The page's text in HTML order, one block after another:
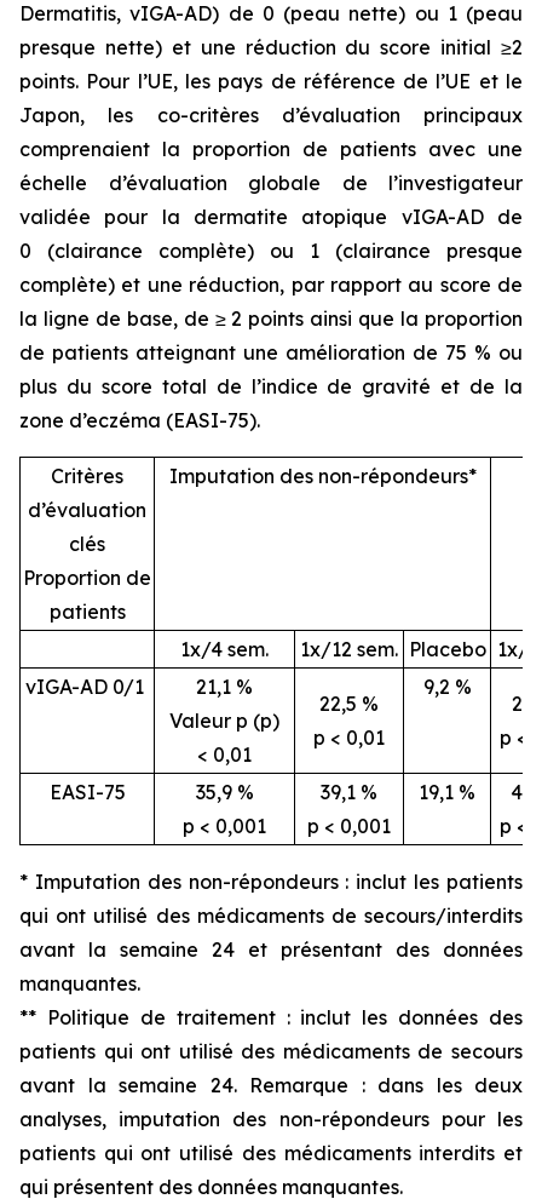
Dermatitis, vIGA-AD) de 0 (peau nette) ou 1 (peau
presque nette) et une réduction du score initial ≥2
points. Pour l’UE, les pays de référence de l’UE et le
Japon, les co-critères d’évaluation principaux
comprenaient la proportion de patients avec une
échelle d’évaluation globale de l’investigateur
validée pour la dermatite atopique vIGA-AD de
0 (clairance complète) ou 1 (clairance presque
complète) et une réduction, par rapport au score de
la ligne de base, de ≥ 2 points ainsi que la proportion
de patients atteignant une amélioration de 75 % ou
plus du score total de l’indice de gravité et de la
zone d’eczéma (EASI-75).
Critères
d’évaluation
clés
Proportion de
patients
Imputation des non-répondeurs*
1x/4 sem. 1x/12 sem. Placebo 1x/4
vIGA-AD 0/1
21,1 %
Valeur p (p)
< 0,01
22,5 %
p < 0,01
9,2 %
p <
EASI-75
35,9 %
p < 0,001
39,1 %
p < 0,001
19,1 %
p <
* Imputation des non-répondeurs : inclut les patients
qui ont utilisé des médicaments de secours/interdits
avant la semaine 24 et présentant des données
manquantes.
** Politique de traitement : inclut les données des
patients qui ont utilisé des médicaments de secours
avant la semaine 24. Remarque : dans les deux
analyses, imputation des non-répondeurs pour les
patients qui ont utilisé des médicaments interdits et
qui présentent des données manquantes.